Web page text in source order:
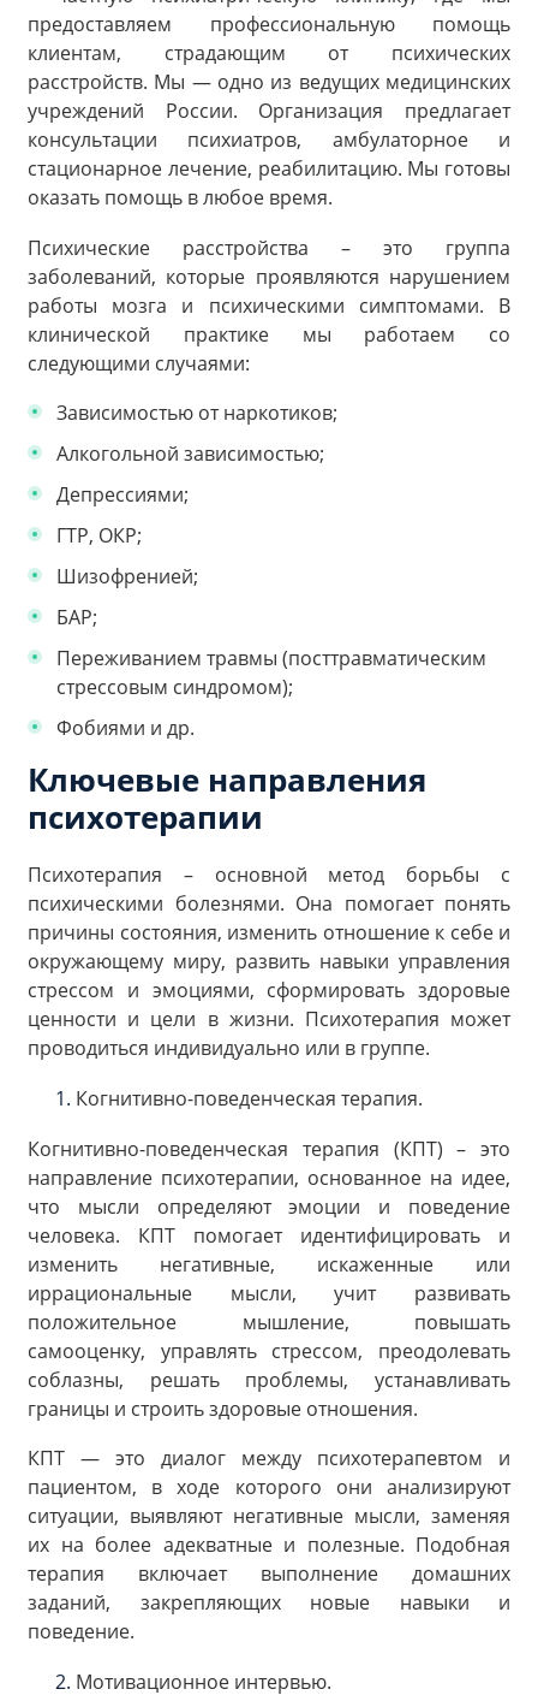
предоставляем профессиональную помощь
клиентам, страдающим от психических
расстройств. Мы — одно из ведущих медицинских
учреждений России. Организация предлагает
консультации психиатров, амбулаторное и
стационарное лечение, реабилитацию. Мы готовы
оказать помощь в любое время.
Психические расстройства – это группа
заболеваний, которые проявляются нарушением
работы мозга и психическими симптомами. В
клинической практике мы работаем со
следующими случаями:
Зависимостью от наркотиков;
Алкогольной зависимостью;
Депрессиями;
ГТР, ОКР;
Шизофренией;
БАР;
Переживанием травмы (посттравматическим
стрессовым синдромом);
Фобиями и др.
Ключевые направления
психотерапии
Психотерапия – основной метод борьбы с
психическими болезнями. Она помогает понять
причины состояния, изменить отношение к себе и
окружающему миру, развить навыки управления
стрессом и эмоциями, сформировать здоровые
ценности и цели в жизни. Психотерапия может
проводиться индивидуально или в группе.
Когнитивно-поведенческая терапия.
Когнитивно-поведенческая терапия (КПТ) – это
направление психотерапии, основанное на идее,
что мысли определяют эмоции и поведение
человека. КПТ помогает идентифицировать и
изменить негативные, искаженные или
иррациональные мысли, учит развивать
положительное мышление, повышать
самооценку, управлять стрессом, преодолевать
соблазны, решать проблемы, устанавливать
границы и строить здоровые отношения.
КПТ — это диалог между психотерапевтом и
пациентом, в ходе которого они анализируют
ситуации, выявляют негативные мысли, заменяя
их на более адекватные и полезные. Подобная
терапия включает выполнение домашних
заданий, закрепляющих новые навыки и
поведение.
Мотивационное интервью.